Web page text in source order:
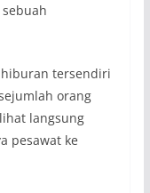
tersendiri
orang
langsung
pesawat ke